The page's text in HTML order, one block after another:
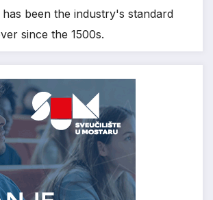
been the industry's standard
since the 1500s.